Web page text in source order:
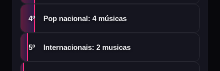
4º Pop nacional: 4 músicas
5º Internacionais: 2 musicas